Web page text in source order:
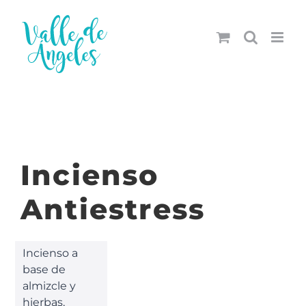
contenido
Incienso
Antiestress
Incienso a
base de
almizcle y
hierbas,